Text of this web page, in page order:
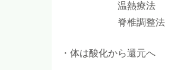
温熱療法
脊椎調整法
・体は酸化から還元へ